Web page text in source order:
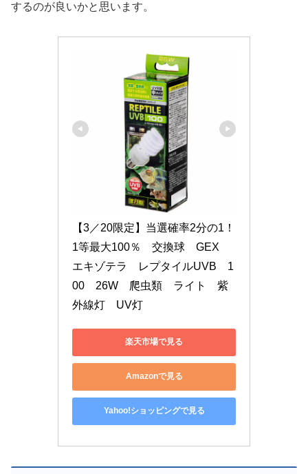
するのが良いかと思います。
【3／20限定】当選確率2分の1！
1等最大100％　交換球　GEX
エキゾテラ　レプタイルUVB　1
00　26W　爬虫類　ライト　紫
外線灯　UV灯
楽天市場で見る
Amazonで見る
Yahoo!ショッピングで見る